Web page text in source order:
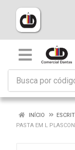
INÍCIO
PASTA EM L